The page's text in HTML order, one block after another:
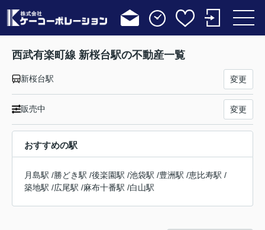
西武有楽町線 新桜台駅の不動産一覧
新桜台駅 変更
販売中 変更
おすすめの駅
月島駅 /勝どき駅 /後楽園駅 /池袋駅 /豊洲駅 /恵比寿駅 /
築地駅 /広尾駅 /麻布十番駅 /白山駅